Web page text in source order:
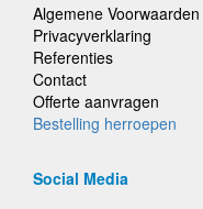
Algemene Voorwaarden
Privacyverklaring
Referenties
Contact
Offerte aanvragen
Bestelling herroepen
Social Media